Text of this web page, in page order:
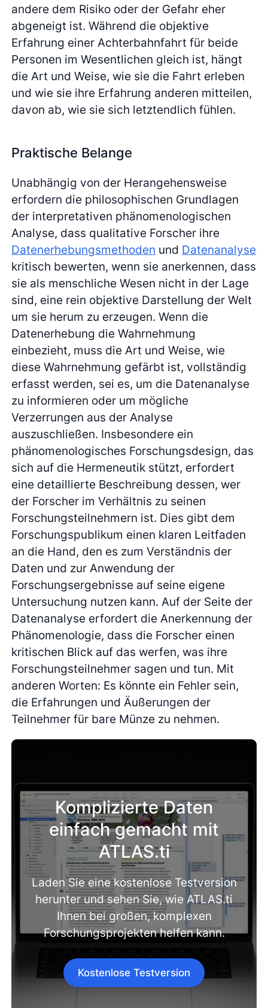
andere dem Risiko oder der Gefahr eher
abgeneigt ist. Während die objektive
Erfahrung einer Achterbahnfahrt für beide
Personen im Wesentlichen gleich ist, hängt
die Art und Weise, wie sie die Fahrt erleben
und wie sie ihre Erfahrung anderen mitteilen,
davon ab, wie sie sich letztendlich fühlen.
Praktische Belange
Unabhängig von der Herangehensweise
erfordern die philosophischen Grundlagen
der interpretativen phänomenologischen
Analyse, dass qualitative Forscher ihre
Datenerhebungsmethoden und Datenanalyse
kritisch bewerten, wenn sie anerkennen, dass
sie als menschliche Wesen nicht in der Lage
sind, eine rein objektive Darstellung der Welt
um sie herum zu erzeugen. Wenn die
Datenerhebung die Wahrnehmung
einbezieht, muss die Art und Weise, wie
diese Wahrnehmung gefärbt ist, vollständig
erfasst werden, sei es, um die Datenanalyse
zu informieren oder um mögliche
Verzerrungen aus der Analyse
auszuschließen. Insbesondere ein
phänomenologisches Forschungsdesign, das
sich auf die Hermeneutik stützt, erfordert
eine detaillierte Beschreibung dessen, wer
der Forscher im Verhältnis zu seinen
Forschungsteilnehmern ist. Dies gibt dem
Forschungspublikum einen klaren Leitfaden
an die Hand, den es zum Verständnis der
Daten und zur Anwendung der
Forschungsergebnisse auf seine eigene
Untersuchung nutzen kann. Auf der Seite der
Datenanalyse erfordert die Anerkennung der
Phänomenologie, dass die Forscher einen
kritischen Blick auf das werfen, was ihre
Forschungsteilnehmer sagen und tun. Mit
anderen Worten: Es könnte ein Fehler sein,
die Erfahrungen und Äußerungen der
Teilnehmer für bare Münze zu nehmen.
Komplizierte Daten
einfach gemacht mit
ATLAS.ti
Laden Sie eine kostenlose Testversion
herunter und sehen Sie, wie ATLAS.ti
Ihnen bei großen, komplexen
Forschungsprojekten helfen kann.
Kostenlose Testversion